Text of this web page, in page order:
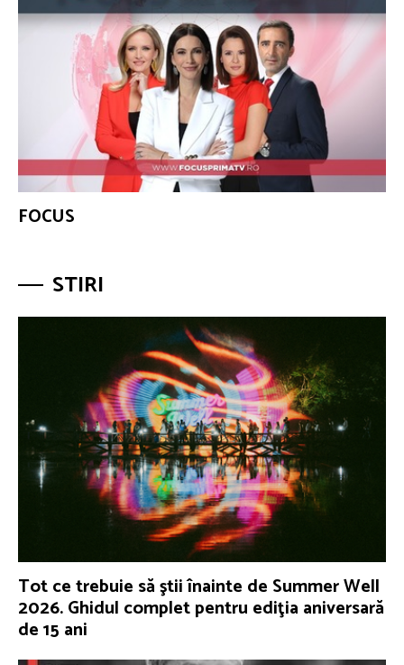
FOCUS
STIRI
Tot ce trebuie să ştii înainte de Summer Well
2026. Ghidul complet pentru ediţia aniversară
de 15 ani